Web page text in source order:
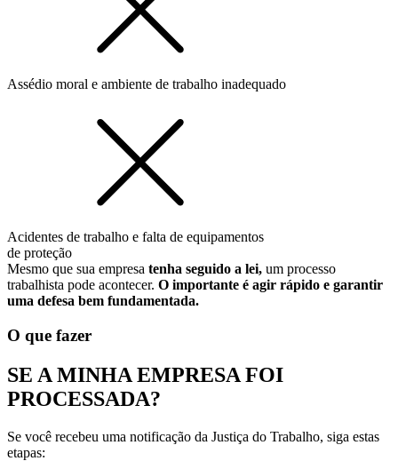
Assédio moral e ambiente de trabalho inadequado
Acidentes de trabalho e falta de equipamentos
de proteção
Mesmo que sua empresa tenha seguido a lei, um processo
trabalhista pode acontecer. O importante é agir rápido e garantir
uma defesa bem fundamentada.
O que fazer
SE A MINHA EMPRESA FOI
PROCESSADA?
Se você recebeu uma notificação da Justiça do Trabalho, siga estas
etapas: